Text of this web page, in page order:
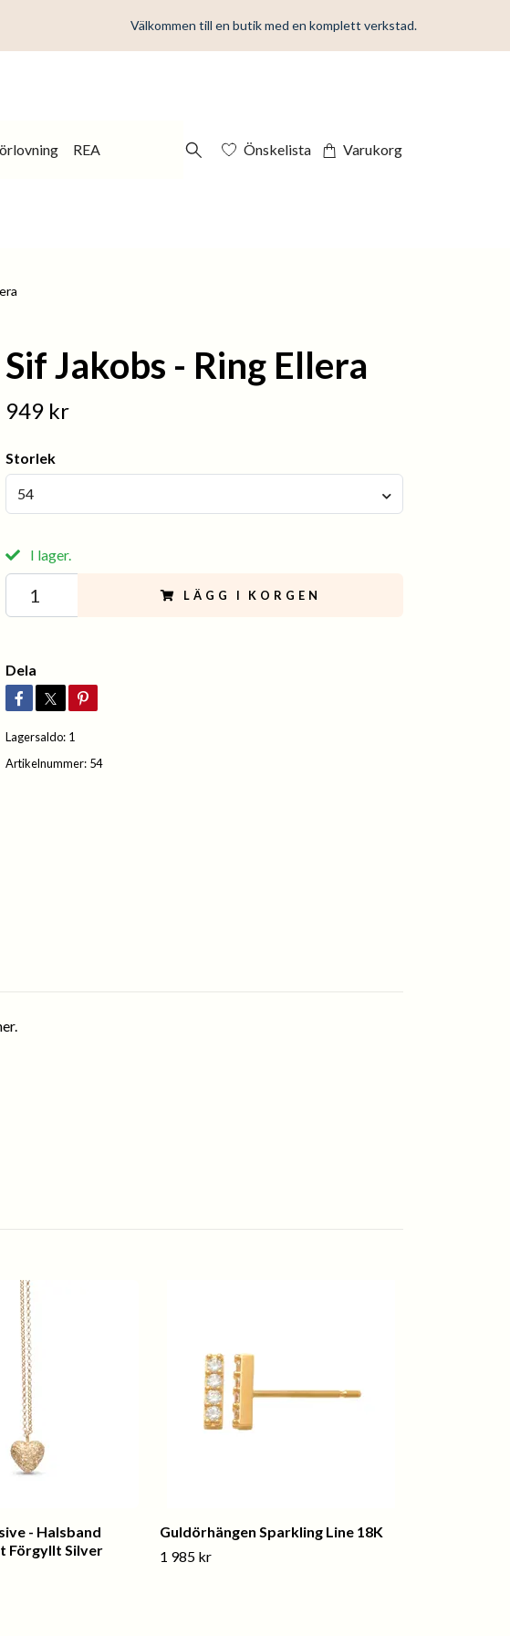
Välkommen till en butik med en komplett verkstad.
REA Önskelista Varukorg
Sif Jakobs - Ring Ellera
949 kr
Storlek
54
I lager.
LÄGG I KORGEN
Dela
Lagersaldo: 1
Artikelnummer: 54
- Halsband
Förgyllt Silver
Guldörhängen Sparkling Line 18K
1 985 kr